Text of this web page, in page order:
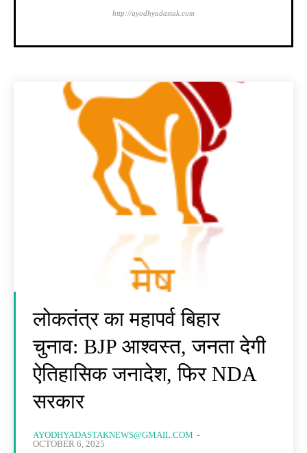
http://ayodhyadastak.com
लोकतंत्र का महापर्व बिहार
चुनाव: BJP आश्वस्त, जनता देगी
ऐतिहासिक जनादेश, फिर NDA
सरकार
AYODHYADASTAKNEWS@GMAIL.COM -
OCTOBER 6, 2025